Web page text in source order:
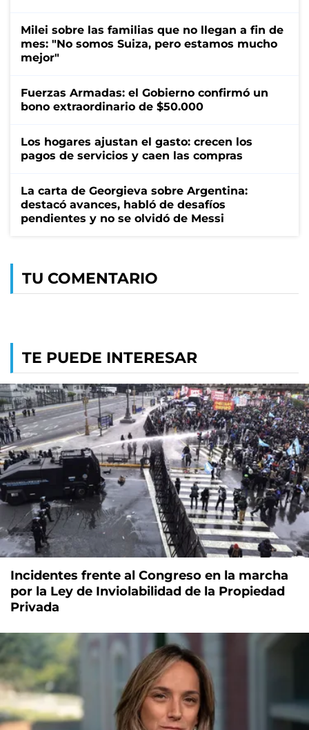
Milei sobre las familias que no llegan a fin de
mes: "No somos Suiza, pero estamos mucho
mejor"
Fuerzas Armadas: el Gobierno confirmó un
bono extraordinario de $50.000
Los hogares ajustan el gasto: crecen los
pagos de servicios y caen las compras
La carta de Georgieva sobre Argentina:
destacó avances, habló de desafíos
pendientes y no se olvidó de Messi
TU COMENTARIO
TE PUEDE INTERESAR
Incidentes frente al Congreso en la marcha
por la Ley de Inviolabilidad de la Propiedad
Privada